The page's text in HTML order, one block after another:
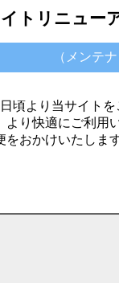
トリニュー
（メンテ
日頃より当サイト
より快適にご利用
をおかけいたしま